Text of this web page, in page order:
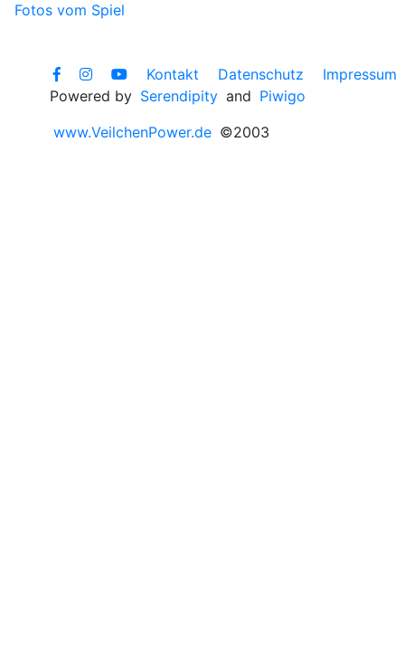
Fotos vom Spiel
Kontakt Datenschutz
Impressum
Powered by Serendipity and Piwigo
www.VeilchenPower.de ©2003